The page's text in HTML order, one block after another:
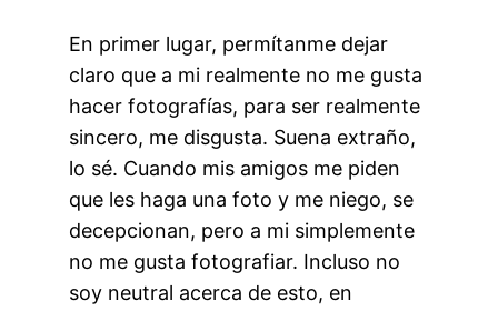
En primer lugar, permítanme dejar
claro que a mi realmente no me gusta
hacer fotografías, para ser realmente
sincero, me disgusta. Suena extraño,
lo sé. Cuando mis amigos me piden
que les haga una foto y me niego, se
decepcionan, pero a mi simplemente
no me gusta fotografiar. Incluso no
soy neutral acerca de esto, en